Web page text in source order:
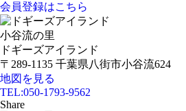
会員登録はこちら
小谷流の里
ドギーズアイランド
〒289-1135 千葉県八街市小谷流624
地図を見る
TEL:050-1793-9562
Share